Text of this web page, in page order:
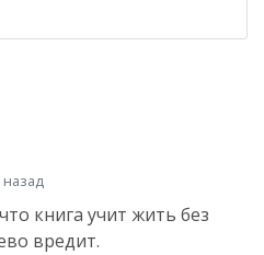
книга учит жить без
вредит.